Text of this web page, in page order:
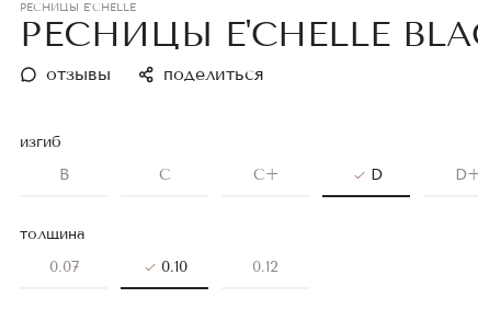
РЕСНИЦЫ E'CHELLE
РЕСНИЦЫ E'CHELLE
отзывы поделиться
изгиб
B
C C+ D D+
толщина
0.07
0.10 0.12